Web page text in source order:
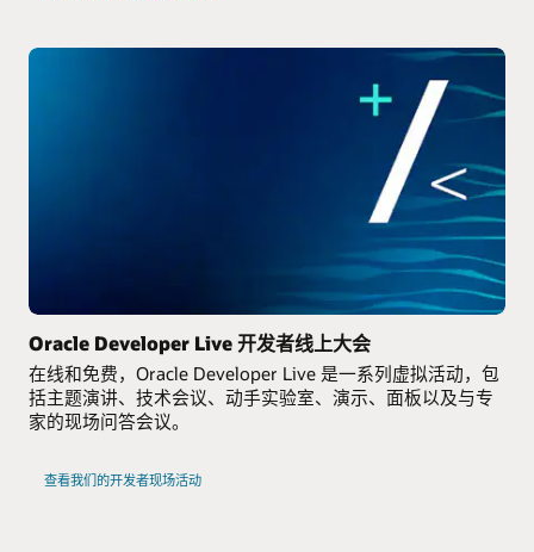
Oracle Developer Live 开发者线上大会
在线和免费，Oracle Developer Live 是一系列虚拟活动，包
括主题演讲、技术会议、动手实验室、演示、面板以及与专
家的现场问答会议。
查看我们的开发者现场活动